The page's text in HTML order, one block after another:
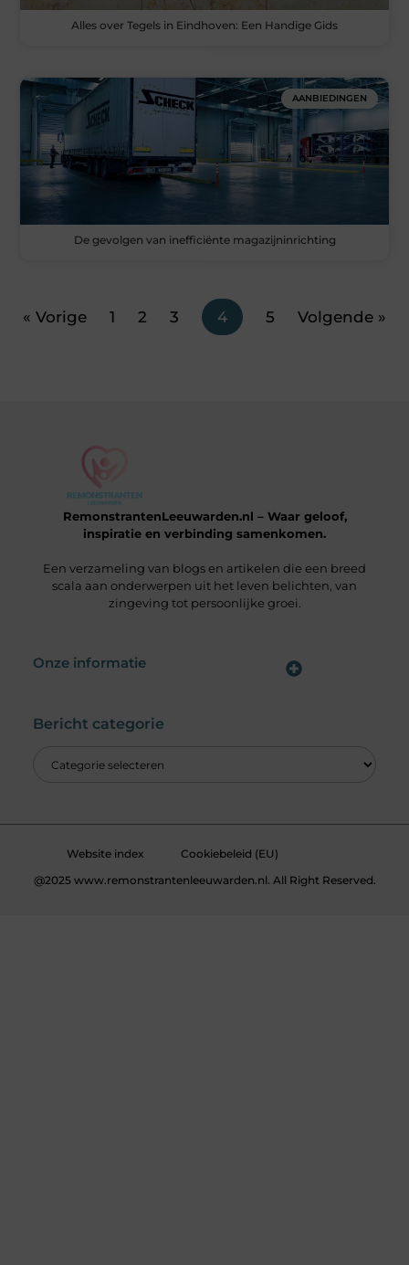
Alles over Tegels in Eindhoven: Een Handige Gids
AANBIEDINGEN
De gevolgen van inefficiënte magazijninrichting
« Vorige 1 2 3 4 5 Volgende »
RemonstrantenLeeuwarden.nl – Waar geloof,
inspiratie en verbinding samenkomen.
Een verzameling van blogs en artikelen die een breed
scala aan onderwerpen uit het leven belichten, van
zingeving tot persoonlijke groei.
Onze informatie
Bericht categorie
Website index
Cookiebeleid (EU)
@2025 www.remonstrantenleeuwarden.nl. All Right Reserved.